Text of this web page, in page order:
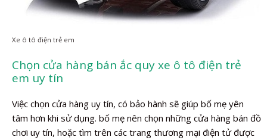
Xe ô tô điện trẻ em
Chọn cửa hàng bán ắc quy xe ô tô điện trẻ
em uy tín
Việc chọn cửa hàng uy tín, có bảo hành sẽ giúp bố mẹ yên
tâm hơn khi sử dụng. bố mẹ nên chọn những cửa hàng bán đồ
chơi uy tín, hoặc tìm trên các trang thương mại điện tử được